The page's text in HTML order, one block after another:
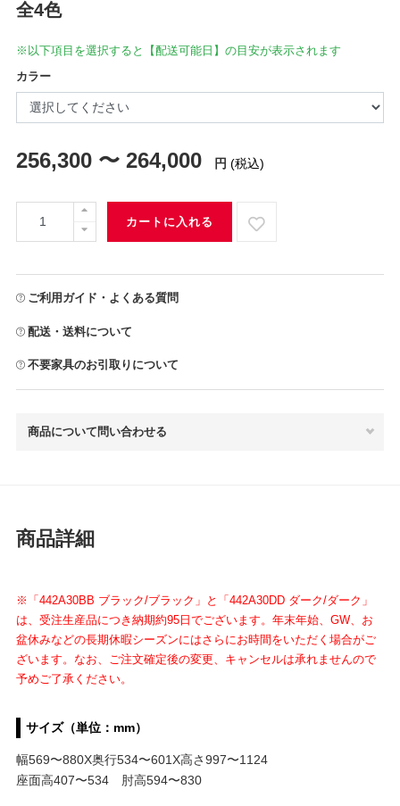
全4色
※以下項目を選択すると【配送可能日】の目安が表示されます
カラー
256,300 〜 264,000 円 (税込)
カートに入れる
ご利用ガイド・よくある質問
配送・送料について
不要家具のお引取りについて
商品について問い合わせる
商品詳細
※「442A30BB ブラック/ブラック」と「442A30DD ダーク/ダーク」
は、受注生産品につき納期約95日でございます。年末年始、GW、お
盆休みなどの長期休暇シーズンにはさらにお時間をいただく場合がご
ざいます。 なお、ご注文確定後の変更、キャンセルは承れませんので
予めご了承ください。
サイズ（単位：mm）
幅569〜880X奥行534〜601X高さ997〜1124
座面高407〜534 肘高594〜830